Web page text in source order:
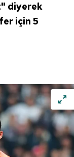
diyerek
için 5